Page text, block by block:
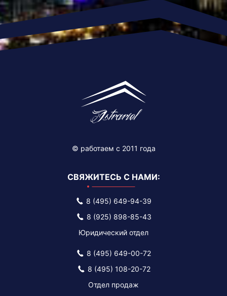
© работаем c 2011 года
СВЯЖИТЕСЬ С НАМИ:
8 (495) 649-94-39
8 (925) 898-85-43
Юридический отдел
8 (495) 649-00-72
8 (495) 108-20-72
Отдел продаж